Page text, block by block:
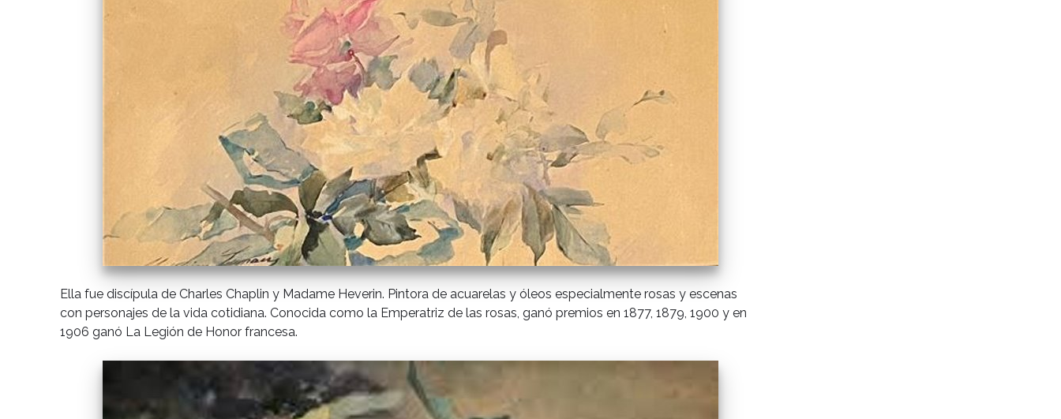
Ella fue discípula de Charles Chaplin y Madame Heverin. Pintora de acuarelas y óleos especialmente rosas y escenas
con personajes de la vida cotidiana. Conocida como la Emperatriz de las rosas, ganó premios en 1877, 1879, 1900 y en
1906 ganó La Legión de Honor francesa.